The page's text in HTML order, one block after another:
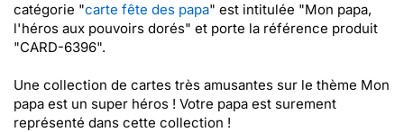
catégorie "carte fête des papa" est intitulée "Mon papa,
l'héros aux pouvoirs dorés" et porte la référence produit
"CARD-6396".
Une collection de cartes très amusantes sur le thème Mon
papa est un super héros ! Votre papa est surement
représenté dans cette collection !